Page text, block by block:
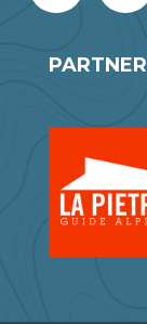
PARTNER